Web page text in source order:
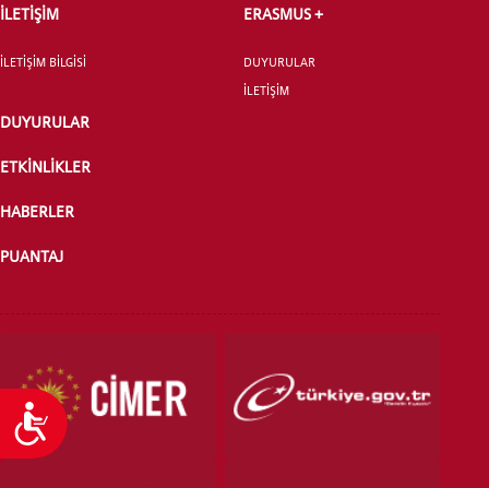
Ulaşılabilirlik
İLETİŞİM
İLETİŞİM BİLGİSİ
ERASMUS +
DUYURULAR
İLETİŞİM
DUYURULAR
ETKİNLİKLER
HABERLER
PUANTAJ